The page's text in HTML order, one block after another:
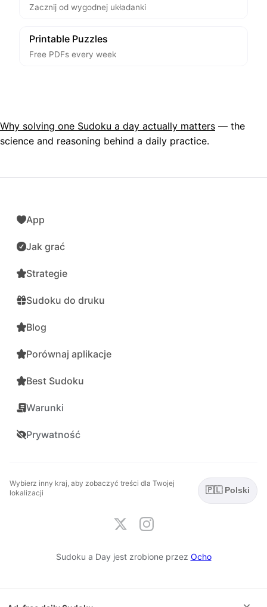
Zacznij od wygodnej układanki
Printable Puzzles
Free PDFs every week
Why solving one Sudoku a day actually matters — the
science and reasoning behind a daily practice.
App
Jak grać
Strategie
Sudoku do druku
Blog
Porównaj aplikacje
Best Sudoku
Warunki
Prywatność
Wybierz inny kraj, aby zobaczyć treści dla Twojej
lokalizacji
🇵🇱 Polski
Sudoku a Day jest zrobione przez Ocho